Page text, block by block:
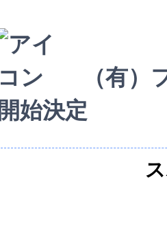
（有）
開始決定